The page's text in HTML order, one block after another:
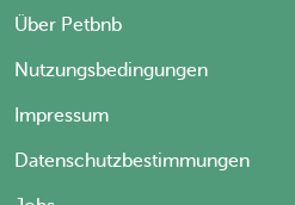
Über Petbnb
Nutzungsbedingungen
Impressum
Datenschutzbestimmungen